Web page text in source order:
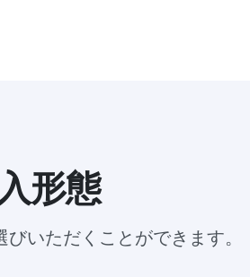
形態
いただくことができます。